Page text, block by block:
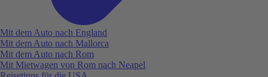
Mit dem Auto nach England
Mit dem Auto nach Mallorca
Mit dem Auto nach Rom
Mit Mietwagen von Rom nach Neapel